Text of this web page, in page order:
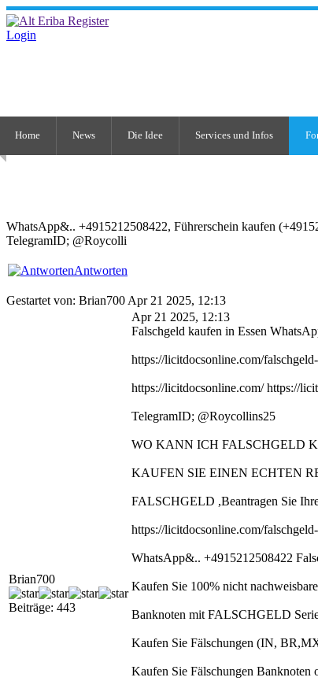
Login
Home News Die Idee Services und Infos
WhatsApp&.. +4915212508422, Führerschein kaufen
TelegramID; @Roycolli
Antworten
Gestartet von: Brian700 Apr 21 2025, 12:13
Brian700
Beiträge: 443
Apr 21 2025, 12:13
Falschgeld kaufen in Essen
https://licitdocsonline.com/
https://licitdocsonline.com/ https://
TelegramID; @Roycollins25
WO KANN ICH FALSCHGELD
KAUFEN SIE EINEN ECHTEN
FALSCHGELD ,Beantragen Sie
https://licitdocsonline.com/
WhatsApp&.. +4915212508422
Kaufen Sie 100% nicht
Banknoten mit FALSCHGELD
Kaufen Sie Fälschungen (IN,
Kaufen Sie Fälschungen Banknoten